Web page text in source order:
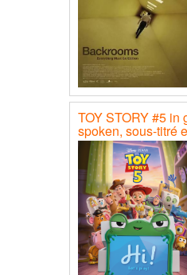
TOY STORY #5
spoken, sous-titré